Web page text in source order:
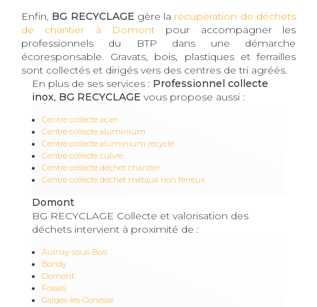
Enfin, BG RECYCLAGE gère la récupération de déchets
de chantier à Domont pour accompagner les
professionnels du BTP dans une démarche
écoresponsable. Gravats, bois, plastiques et ferrailles
sont collectés et dirigés vers des centres de tri agréés.
En plus de ses services : Professionnel collecte
inox, BG RECYCLAGE vous propose aussi :
Centre collecte acier
Centre collecte aluminium
Centre collecte aluminium recyclé
Centre collecte cuivre
Centre collecte déchet chantier
Centre collecte déchet métaux non ferreux
Domont
BG RECYCLAGE Collecte et valorisation des
déchets intervient à proximité de :
Aulnay-sous-Bois
Bondy
Domont
Fosses
Garges-lès-Gonesse